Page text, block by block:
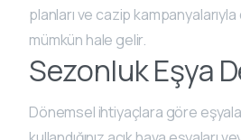
planları ve cazip
mümkün hale gelir.
Sezonluk Eşya
Dönemsel ihtiyaçlara göre